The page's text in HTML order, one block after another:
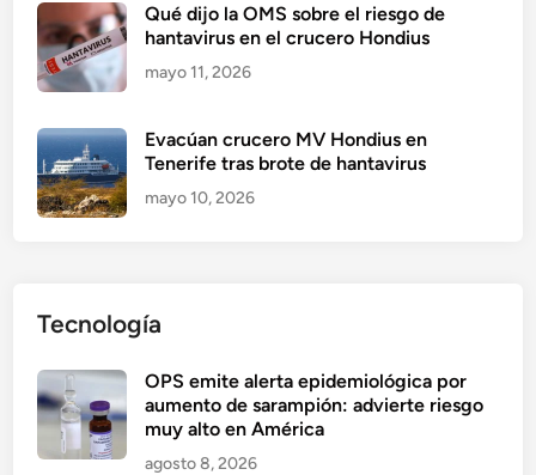
Qué dijo la OMS sobre el riesgo de
hantavirus en el crucero Hondius
mayo 11, 2026
Evacúan crucero MV Hondius en
Tenerife tras brote de hantavirus
mayo 10, 2026
Tecnología
OPS emite alerta epidemiológica por
aumento de sarampión: advierte riesgo
muy alto en América
agosto 8, 2026